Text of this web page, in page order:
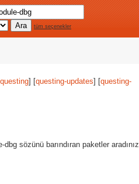
tüm seçenekler
questing] [questing-updates] [questing-
sözünü barındıran paketler aradınız